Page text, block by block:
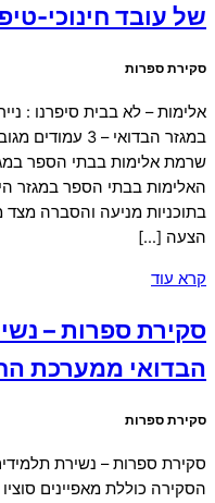
של עובד חינוכי-
סקירת ספרות
אלימות – לא בבית סיפרנו :
האלימות בבתי הספר במגזר
בתוכניות מניעה והסברה מצד
הצעה […]
קרא עוד
סקירת ספרות –
הבדואי ממערכת
סקירת ספרות
סקירת ספרות – נשירת
הסקירה כוללת מאפיינים